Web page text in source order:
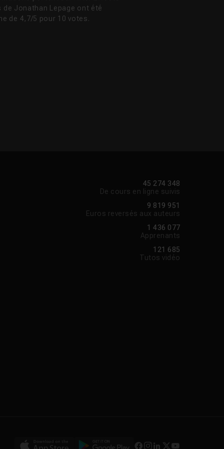
de Jonathan Lepage ont été
de 4,7/5 pour 10 votes.
45 274 348
De cours en ligne suivis
9 819 951
Euros reversés aux auteurs
1 436 077
Apprenants
121 685
Tutos vidéo